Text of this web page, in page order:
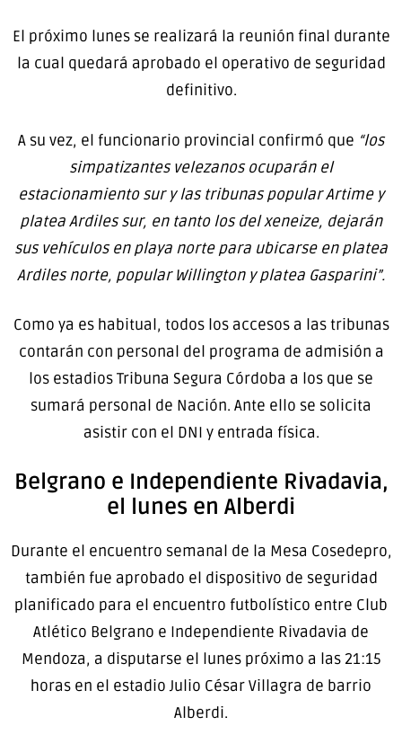
El próximo lunes se realizará la reunión final durante
la cual quedará aprobado el operativo de seguridad
definitivo.
A su vez, el funcionario provincial confirmó que “los
simpatizantes velezanos ocuparán el
estacionamiento sur y las tribunas popular Artime y
platea Ardiles sur, en tanto los del xeneize, dejarán
sus vehículos en playa norte para ubicarse en platea
Ardiles norte, popular Willington y platea Gasparini”.
Como ya es habitual, todos los accesos a las tribunas
contarán con personal del programa de admisión a
los estadios Tribuna Segura Córdoba a los que se
sumará personal de Nación. Ante ello se solicita
asistir con el DNI y entrada física.
Belgrano e Independiente Rivadavia,
el lunes en Alberdi
Durante el encuentro semanal de la Mesa Cosedepro,
también fue aprobado el dispositivo de seguridad
planificado para el encuentro futbolístico entre Club
Atlético Belgrano e Independiente Rivadavia de
Mendoza, a disputarse el lunes próximo a las 21:15
horas en el estadio Julio César Villagra de barrio
Alberdi.